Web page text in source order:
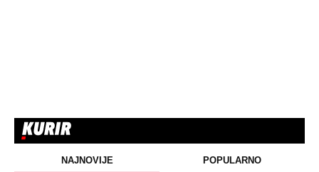
NAJNOVIJE POPULARNO